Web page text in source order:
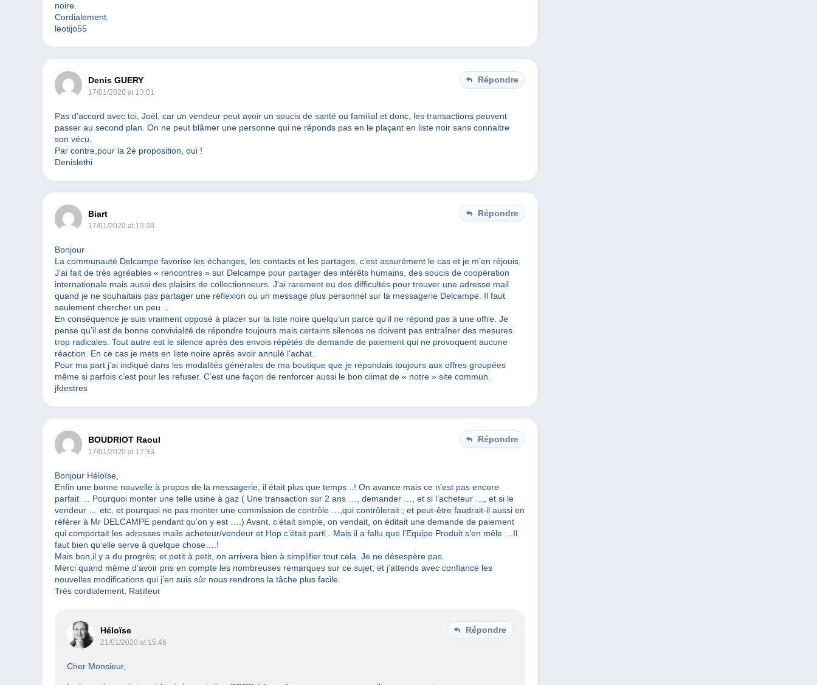
noire.
Cordialement.
leotijo55
Denis GUERY
17/01/2020 at 13:01
Répondre
Pas d’accord avec toi, Joël, car un vendeur peut avoir un soucis de santé ou familial et donc, les transactions peuvent
passer au second plan. On ne peut blâmer une personne qui ne réponds pas en le plaçant en liste noir sans connaitre
son vécu.
Par contre,pour la 2è proposition, oui !
Denislethi
Biart
17/01/2020 at 13:38
Répondre
Bonjour
La communauté Delcampe favorise les échanges, les contacts et les partages, c’est assurément le cas et je m’en réjouis.
J’ai fait de très agréables « rencontres » sur Delcampe pour partager des intérêts humains, des soucis de coopération
internationale mais aussi des plaisirs de collectionneurs. J’ai rarement eu des difficultés pour trouver une adresse mail
quand je ne souhaitais pas partager une réflexion ou un message plus personnel sur la messagerie Delcampe. Il faut
seulement chercher un peu…
En conséquence je suis vraiment opposé à placer sur la liste noire quelqu’un parce qu’il ne répond pas à une offre. Je
pense qu’il est de bonne convivialité de répondre toujours mais certains silences ne doivent pas entraîner des mesures
trop radicales. Tout autre est le silence après des envois répétés de demande de paiement qui ne provoquent aucune
réaction. En ce cas je mets en liste noire après avoir annulé l’achat.
Pour ma part j’ai indiqué dans les modalités générales de ma boutique que je répondais toujours aux offres groupées
même si parfois c’est pour les refuser. C’est une façon de renforcer aussi le bon climat de « notre » site commun.
jfdestres
BOUDRIOT Raoul
17/01/2020 at 17:33
Répondre
Bonjour Héloïse,
Enfin une bonne nouvelle à propos de la messagerie, il était plus que temps ..! On avance mais ce n’est pas encore
parfait … Pourquoi monter une telle usine à gaz ( Une transaction sur 2 ans …, demander …, et si l’acheteur …, et si le
vendeur … etc, et pourquoi ne pas monter une commission de contrôle …,qui contrôlerait ; et peut-être faudrait-il aussi en
référer à Mr DELCAMPE pendant qu’on y est ….) Avant, c’était simple, on vendait, on éditait une demande de paiement
qui comportait les adresses mails acheteur/vendeur et Hop c’était parti . Mais il a fallu que l’Equipe Produit s’en mêle …Il
faut bien qu’elle serve à quelque chose….!
Mais bon,il y a du progrès; et petit à petit, on arrivera bien à simplifier tout cela. Je ne désespère pas.
Merci quand même d’avoir pris en compte les nombreuses remarques sur ce sujet; et j’attends avec confiance les
nouvelles modifications qui j’en suis sûr nous rendrons la tâche plus facile.
Très cordialement. Ratilleur
Héloïse
21/01/2020 at 15:46
Répondre
Cher Monsieur,